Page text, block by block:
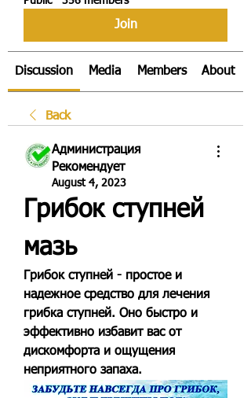
Join
Discussion Media Members About
Back
Администрация
Рекомендует
August 4, 2023
Грибок ступней
мазь
Грибок ступней - простое и
надежное средство для лечения
грибка ступней. Оно быстро и
эффективно избавит вас от
дискомфорта и ощущения
неприятного запаха.